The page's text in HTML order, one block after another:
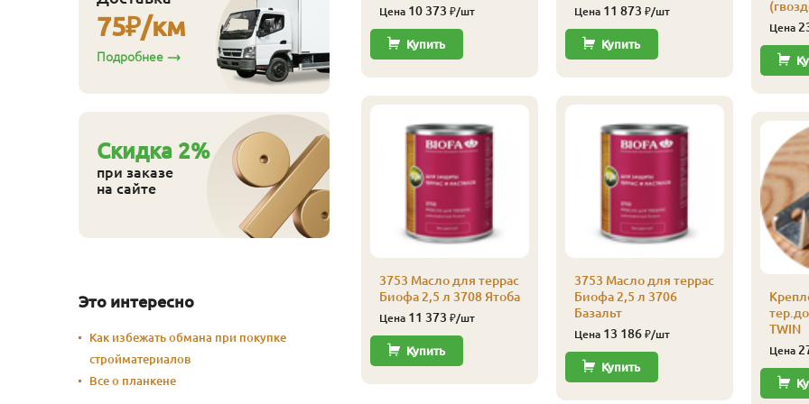
Купить
Цена 10 373 ₽/шт
Купить
3753 Масло для террас
Биофа 2,5 л 3708 Ятоба
Цена 11 373 ₽/шт
Купить
Цена 11 873 ₽/шт
Купить
3753 Масло для террас
Биофа 2,5 л 3706
Базальт
Цена 13 186₽/шт
Купить
Цена
TWIN
Цена
75₽/км
Подробнее
Cкидка 2%
при заказе
на сайте
Это интересно
Как избежать обмана при покупке
стройматериалов
Все о планкене